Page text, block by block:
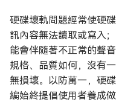
硬碟壞軌問題經常使硬
訊內容無法讀取或寫入
能會伴隨著不正常的聲
規格、品質如何，沒有
無損壞。以防萬一，硬
編始終提倡使用者養成做